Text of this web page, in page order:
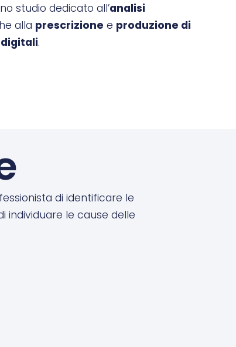
studio dedicato all’analisi
alla prescrizione e produzione di
digitali.
di identificare le
le cause delle